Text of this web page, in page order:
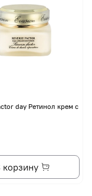
day Ретинол крем с
корзину